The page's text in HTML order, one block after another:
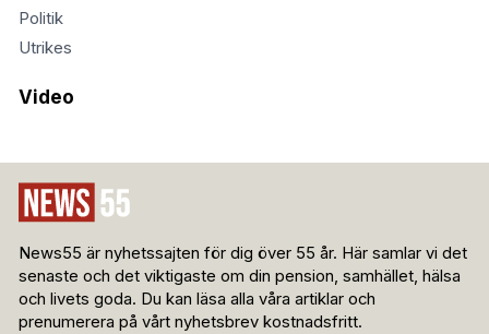
Politik
Utrikes
Video
News55 är nyhetssajten för dig över 55 år. Här samlar vi det
senaste och det viktigaste om din pension, samhället, hälsa
och livets goda. Du kan läsa alla våra artiklar och
prenumerera på vårt nyhetsbrev kostnadsfritt.